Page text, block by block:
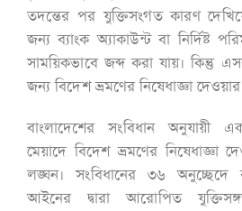
তদন্তের পর যুক্তিসংগত কারণ
জন্য ব্যাংক অ্যাকাউন্ট বা নির্দিষ্ট
সাময়িকভাবে জব্দ করা যায়। কিন্তু
জন্য বিদেশ ভ্রমণের নিষেধাজ্ঞা
বাংলাদেশের সংবিধান অনুযায়ী
মেয়াদে বিদেশ ভ্রমণের নিষেধাজ্ঞা
লঙ্ঘন। সংবিধানের ৩৬ অনুচ্ছেদে
আইনের দ্বারা আরোপিত